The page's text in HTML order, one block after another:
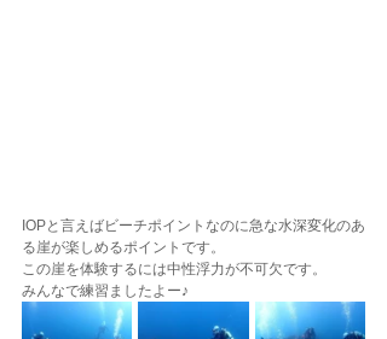
IOPと言えばビーチポイントなのに急な水深変化のあ
る崖が楽しめるポイントです。
この崖を体験するには中性浮力が不可欠です。
みんなで練習ましたよー♪